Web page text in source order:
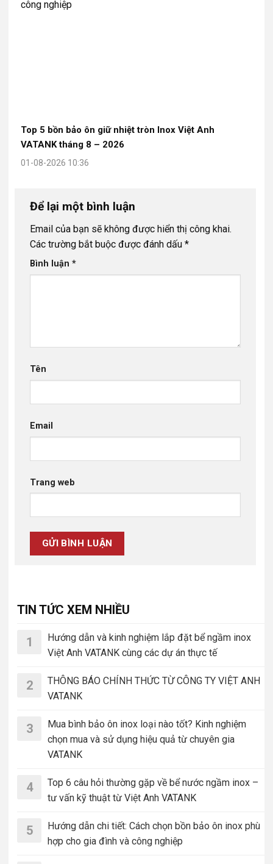
Top 5 bồn bảo ôn giữ nhiệt tròn Inox Việt Anh
VATANK tháng 8 – 2026
01-08-2026 10:36
Để lại một bình luận
Email của bạn sẽ không được hiển thị công khai.
Các trường bắt buộc được đánh dấu *
Bình luận *
Tên
Email
Trang web
TIN TỨC XEM NHIỀU
1
Hướng dẫn và kinh nghiệm lắp đặt bể ngầm inox
Việt Anh VATANK cùng các dự án thực tế
2
THÔNG BÁO CHÍNH THỨC TỪ CÔNG TY VIỆT ANH
VATANK
3
Mua bình bảo ôn inox loại nào tốt? Kinh nghiệm
chọn mua và sử dụng hiệu quả từ chuyên gia
VATANK
4
Top 6 câu hỏi thường gặp về bể nước ngầm inox –
tư vấn kỹ thuật từ Việt Anh VATANK
5
Hướng dẫn chi tiết: Cách chọn bồn bảo ôn inox phù
hợp cho gia đình và công nghiệp